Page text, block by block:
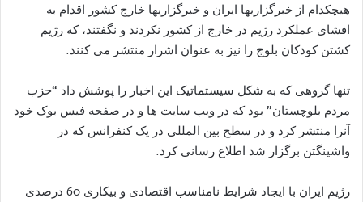
هیچکدام از خبرگزاریها ایران و خبرگزاریها خارج کشور اقدام به
افشای عملکرد رژیم در خارج از کشور نکردند و نگفتند، که رژیم
کشتن کودکان بلوچ را نیز به عنوان اشرار منتشر می کنند.
تنها گروهی که به شکل سیستماتیک این اخبار را پوشش داد “حزب
مردم بلوچستان” بود که در ویب سایت ها و در صفحه فیس بوک خود
آنرا منتشر کرد و در سطح بین المللی در یک کنفرانس که در
واشینگتن برگزار شد اطلاع رسانی کرد.
رژیم ایران با ایجاد شرایط نامناسب اقتصادی و بیکاری 60 درصدی